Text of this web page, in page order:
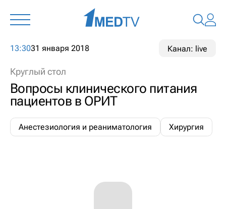
13:3031 января 2018 Канал: live
Круглый стол
Вопросы клинического питания
пациентов в ОРИТ
Анестезиология и реаниматология Хирургия